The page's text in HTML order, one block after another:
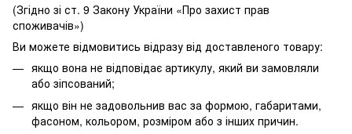
(Згідно зі ст. 9 Закону України «Про захист прав
споживачів»)
Ви можете відмовитись відразу від доставленого товару:
якщо вона не відповідає артикулу, який ви замовляли
або зіпсований;
якщо він не задовольнив вас за формою, габаритами,
фасоном, кольором, розміром або з інших причин.